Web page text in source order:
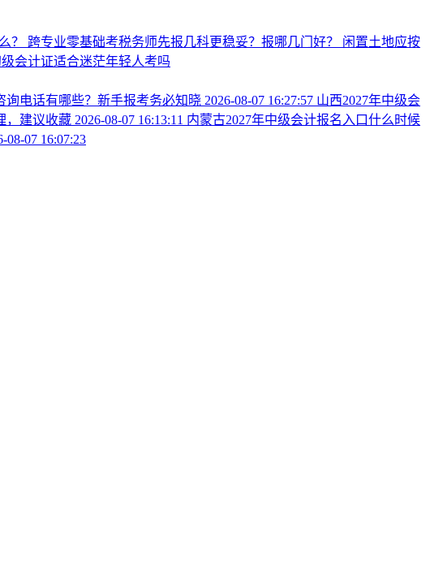
？ 跨专业零基础考税务师先报几科更稳妥？报哪几门好？ 闲置土地应按
会计证适合迷茫年轻人考吗
询电话有哪些？新手报考务必知晓 2026-08-07 16:27:57 山西2027年中级会
，建议收藏 2026-08-07 16:13:11 内蒙古2027年中级会计报名入口什么时候
08-07 16:07:23